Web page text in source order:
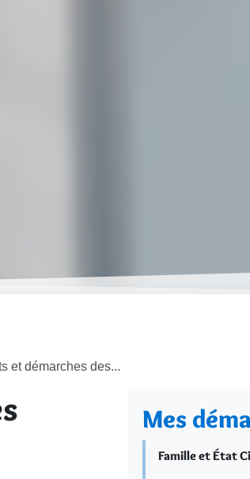
et démarches des...
Mes
Famille et État